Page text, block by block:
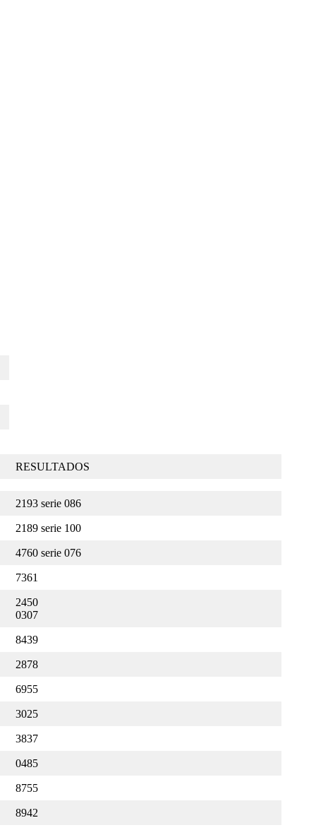
RESULTADOS
2193 serie 086
2189 serie 100
4760 serie 076
7361
2450
0307
8439
2878
6955
3025
3837
0485
8755
8942